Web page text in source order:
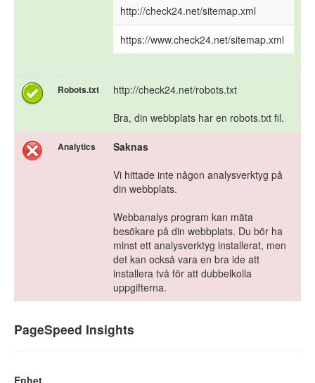
http://check24.net/sitemap.xml
https://www.check24.net/sitemap.xml
Robots.txt
http://check24.net/robots.txt
Bra, din webbplats har en robots.txt fil.
Analytics
Saknas
Vi hittade inte någon analysverktyg på
din webbplats.
Webbanalys program kan mäta
besökare på din webbplats. Du bör ha
minst ett analysverktyg installerat, men
det kan också vara en bra ide att
installera två för att dubbelkolla
uppgifterna.
PageSpeed Insights